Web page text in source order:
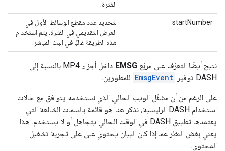
الفترة.
startNumber
لتحديد عدد مقطع الوسائط الأول في
العرض التقديمي في الفترة. يتم استخدام
هذه الطريقة غالبًا في البث المباشر.
نتيح أيضًا التعرّف على مربّع EMSG
داخل أجزاء MP4 بالنسبة إلى
DASH توفير
EmsgEvent للمطورين.
على الرغم من أن مشغّل الويب الحالي الذي نستخدمه يتوافق مع حالات
استخدام DASH الرئيسية، نذكر هنا هو قائمة بالسمات الشائعة التي
يعتمدها تطبيق DASH في الوقت الحالي يتجاهل أو لا يستخدم. هذا
يعني بغض النظر عما إذا كان البيان يحتوي على على تجربة تشغيل
المحتوى.